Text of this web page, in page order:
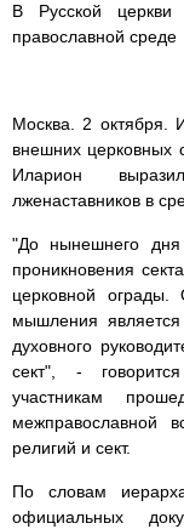
В Русской церкви
православной среде
Москва. 2 октября.
внешних церковных
Иларион
лженаставников в
"До нынешнего дня
проникновения
церковной ограды.
мышления является
духовного
сект", -
участникам
межправославной
религий и сект.
По словам
официальных